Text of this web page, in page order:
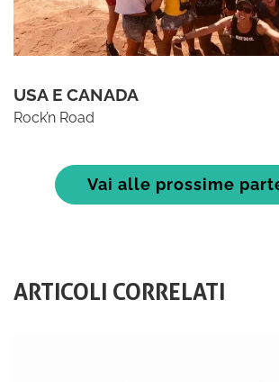
USA E CANADA
Rock’n Road
Vai alle prossime
ARTICOLI CORRELATI